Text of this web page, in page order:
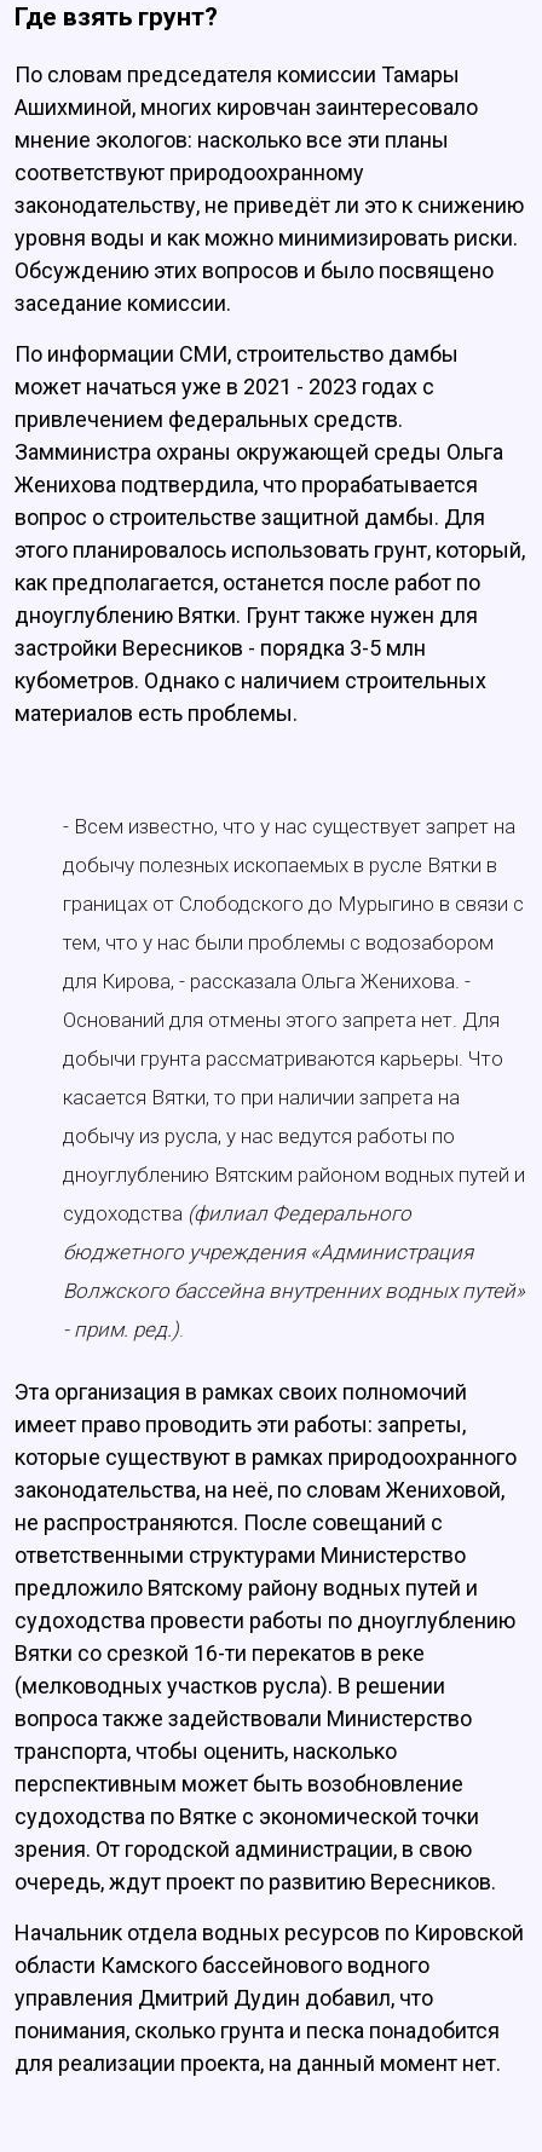
Где взять грунт?
По словам председателя комиссии Тамары
Ашихминой, многих кировчан заинтересовало
мнение экологов: насколько все эти планы
соответствуют природоохранному
законодательству, не приведёт ли это к снижению
уровня воды и как можно минимизировать риски.
Обсуждению этих вопросов и было посвящено
заседание комиссии.
По информации СМИ, строительство дамбы
может начаться уже в 2021 - 2023 годах с
привлечением федеральных средств.
Замминистра охраны окружающей среды Ольга
Женихова подтвердила, что прорабатывается
вопрос о строительстве защитной дамбы. Для
этого планировалось использовать грунт, который,
как предполагается, останется после работ по
дноуглублению Вятки. Грунт также нужен для
застройки Вересников - порядка 3-5 млн
кубометров. Однако с наличием строительных
материалов есть проблемы.
- Всем известно, что у нас существует запрет на
добычу полезных ископаемых в русле Вятки в
границах от Слободского до Мурыгино в связи с
тем, что у нас были проблемы с водозабором
для Кирова, - рассказала Ольга Женихова. -
Оснований для отмены этого запрета нет. Для
добычи грунта рассматриваются карьеры. Что
касается Вятки, то при наличии запрета на
добычу из русла, у нас ведутся работы по
дноуглублению Вятским районом водных путей и
судоходства (филиал Федерального
бюджетного учреждения «Администрация
Волжского бассейна внутренних водных путей»
- прим. ред.).
Эта организация в рамках своих полномочий
имеет право проводить эти работы: запреты,
которые существуют в рамках природоохранного
законодательства, на неё, по словам Жениховой,
не распространяются. После совещаний с
ответственными структурами Министерство
предложило Вятскому району водных путей и
судоходства провести работы по дноуглублению
Вятки со срезкой 16-ти перекатов в реке
(мелководных участков русла). В решении
вопроса также задействовали Министерство
транспорта, чтобы оценить, насколько
перспективным может быть возобновление
судоходства по Вятке с экономической точки
зрения. От городской администрации, в свою
очередь, ждут проект по развитию Вересников.
Начальник отдела водных ресурсов по Кировской
области Камского бассейнового водного
управления Дмитрий Дудин добавил, что
понимания, сколько грунта и песка понадобится
для реализации проекта, на данный момент нет.